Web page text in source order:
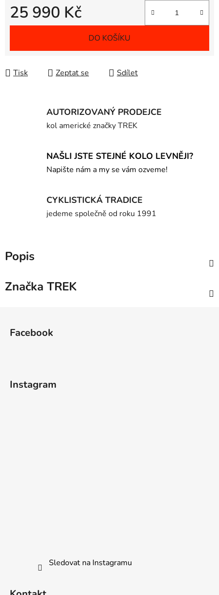
25 990 Kč
Měrná cena:
DO KOŠÍKU
Tisk Zeptat se Sdílet
AUTORIZOVANÝ PRODEJCE
kol americké značky TREK
NAŠLI JSTE STEJNÉ KOLO LEVNĚJI?
Napište nám a my se vám ozveme!
CYKLISTICKÁ TRADICE
jedeme společně od roku 1991
Popis
Značka TREK
Facebook
Instagram
Sledovat na Instagramu